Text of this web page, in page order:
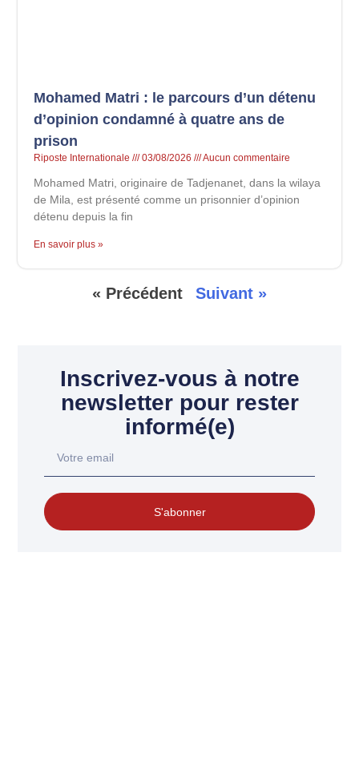
Mohamed Matri : le parcours d’un détenu
d’opinion condamné à quatre ans de
prison
Riposte Internationale 03/08/2026 Aucun commentaire
Mohamed Matri, originaire de Tadjenanet, dans la wilaya
de Mila, est présenté comme un prisonnier d’opinion
détenu depuis la fin
En savoir plus »
« Précédent Suivant »
Inscrivez-vous à notre
newsletter pour rester
informé(e)
S'abonner